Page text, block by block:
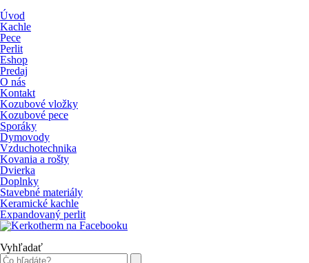
Úvod
Kachle
Pece
Perlit
Eshop
Predaj
O nás
Kontakt
Kozubové vložky
Kozubové pece
Sporáky
Dymovody
Vzduchotechnika
Kovania a rošty
Dvierka
Doplnky
Stavebné materiály
Keramické kachle
Expandovaný perlit
Vyhľadať